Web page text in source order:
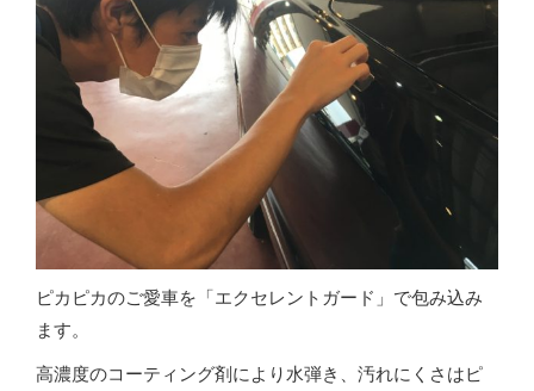
ピカピカのご愛車を「エクセレントガード」で包み込み
ます。
高濃度のコーティング剤により水弾き、汚れにくさはピ